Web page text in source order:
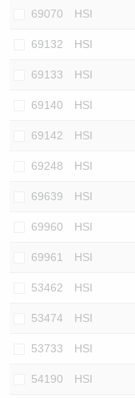
69070 HSI
69132 HSI
69133 HSI
69140 HSI
69142 HSI
69248 HSI
69639 HSI
69960 HSI
69961 HSI
53462 HSI
53474 HSI
53733 HSI
54190 HSI